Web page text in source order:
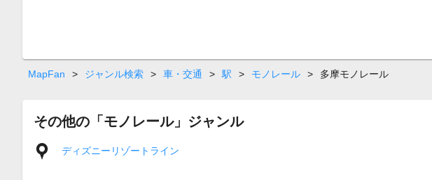
MapFan > ジャンル検索 > 車・交通 > 駅 > モノレール > 多摩モノレール
その他の「モノレール」ジャンル
ディズニーリゾートライン